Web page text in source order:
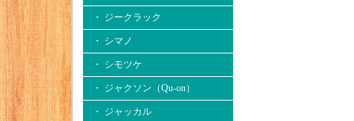
・ ジークラック
・ シマノ
・ シモツケ
・ ジャクソン（Qu-on）
・ ジャッカル